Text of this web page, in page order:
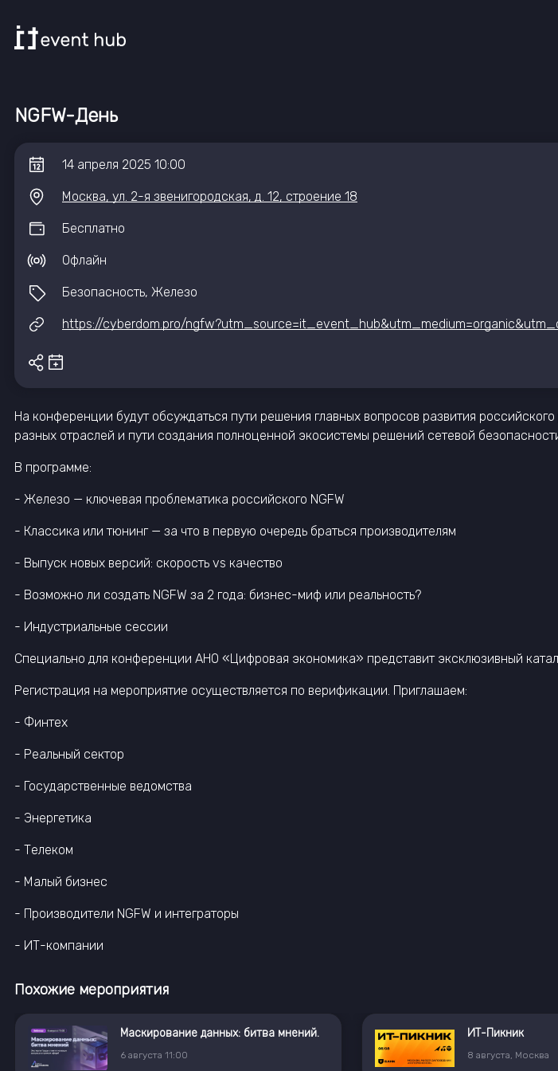
NGFW-День
14 апреля 2025 10:00
Москва, ул. 2-я звенигородская, д. 12, строение 18
Бесплатно
Офлайн
Безопасность, Железо
На конференции будут обсуждаться пути решения главных вопросов развития
разных отраслей и пути создания полноценной экосистемы решений сетевой
В программе:
- Железо — ключевая проблематика российского NGFW
- Классика или тюнинг — за что в первую очередь браться производителям
- Выпуск новых версий: скорость vs качество
- Возможно ли создать NGFW за 2 года: бизнес-миф или реальность?
- Индустриальные сессии
Специально для конференции АНО «Цифровая экономика» представит эксклюзивный
Регистрация на мероприятие осуществляется по верификации. Приглашаем:
- Финтех
- Реальный сектор
- Государственные ведомства
- Энергетика
- Телеком
- Малый бизнес
- Производители NGFW и интеграторы
- ИТ-компании
Похожие мероприятия
Маскирование данных: битва мнений.
6 августа 11:00
ИТ-Пикник
8 августа Москва